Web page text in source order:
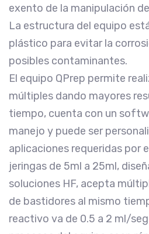
exento de la manipulación
La estructura del equipo
plástico para evitar la
posibles contaminantes.
El equipo QPrep permite
múltiples dando mayores
tiempo, cuenta con un
manejo y puede ser
aplicaciones requeridas por
jeringas de 5ml a 25ml,
soluciones HF, acepta
de bastidores al mismo
reactivo va de 0.5 a 2 ml/